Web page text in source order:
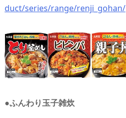
duct/series/range/renji_gohan/
●ふんわり玉子雑炊